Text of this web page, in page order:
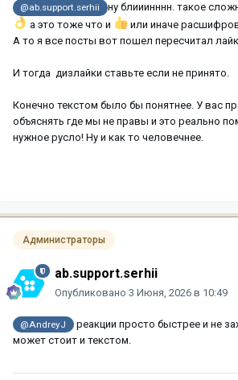
@ab.support.serhii
ну блииинннн. такое
а это тоже что и
или иначе
А то я все посты вот пошел пересчитал
И тогда дизлайки ставьте если не принято.
Конечно текстом было бы понятнее. У вас
объяснять где мы не правы и это реально
нужное русло! Ну и как то человечнее.
Администраторы
ab.support.serhii
Опубликовано 3 Июня, 2026 в 10:49
@AndreyJ
реакции просто быстрее и не
может стоит и текстом.